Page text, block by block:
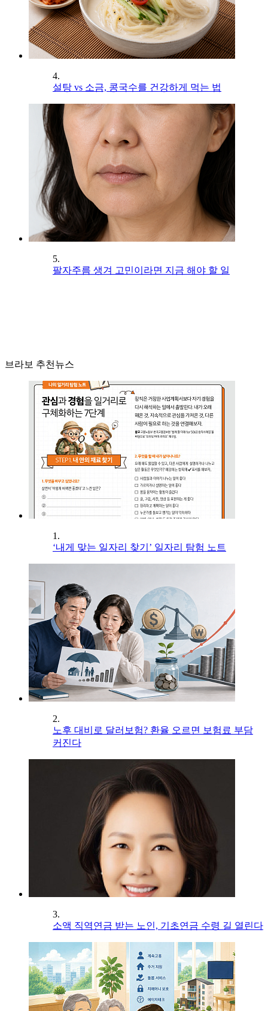
4.
설탕 vs 소금, 콩국수를 건강하게 먹는 법
5.
팔자주름 생겨 고민이라면 지금 해야 할 일
브라보 추천뉴스
1.
‘내게 맞는 일자리 찾기’ 일자리 탐험 노트
2.
노후 대비로 달러보험? 환율 오르면 보험료 부담
커진다
3.
소액 직역연금 받는 노인, 기초연금 수령 길 열린다